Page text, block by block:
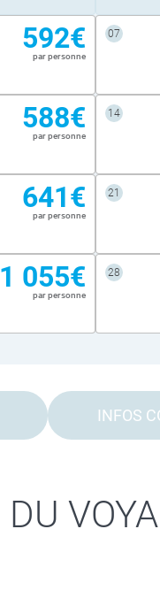
592€
par personne
07
588€
par personne
14
641€
par personne
21
1 055€
par personne
28
INFOS
DU